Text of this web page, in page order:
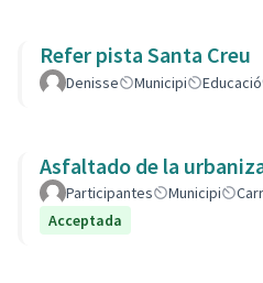
Refer pista Santa Creu
Denisse Municipi Educació
Asfaltado de la
Participantes Municipi
Acceptada